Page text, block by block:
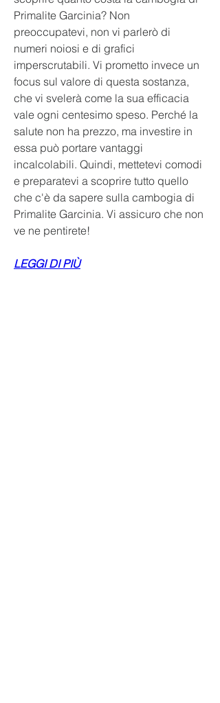
Primalite Garcinia? Non
preoccupatevi, non vi parlerò di
numeri noiosi e di grafici
imperscrutabili. Vi prometto invece un
focus sul valore di questa sostanza,
che vi svelerà come la sua efficacia
vale ogni centesimo speso. Perché la
salute non ha prezzo, ma investire in
essa può portare vantaggi
incalcolabili. Quindi, mettetevi comodi
e preparatevi a scoprire tutto quello
che c'è da sapere sulla cambogia di
Primalite Garcinia. Vi assicuro che non
ve ne pentirete!
LEGGI DI PIÙ